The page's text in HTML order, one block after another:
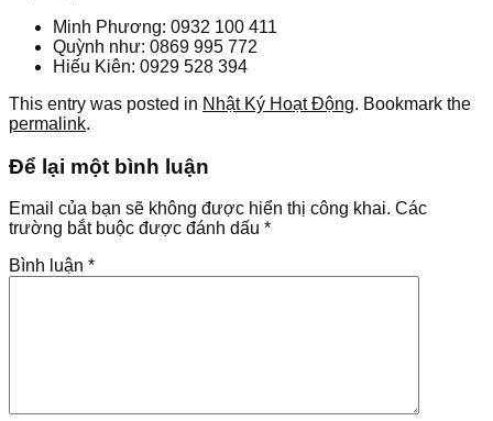
Minh Phương: 0932 100 411
Quỳnh như: 0869 995 772
Hiếu Kiên: 0929 528 394
This entry was posted in Nhật Ký Hoạt Động. Bookmark the
permalink.
Để lại một bình luận
Email của bạn sẽ không được hiển thị công khai. Các
trường bắt buộc được đánh dấu *
Bình luận *